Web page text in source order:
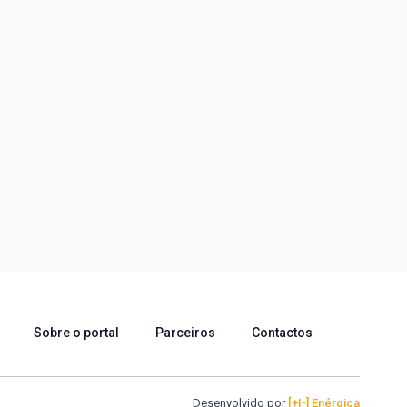
Sobre o portal Parceiros Contactos
Desenvolvido por [+|-] Enérgica